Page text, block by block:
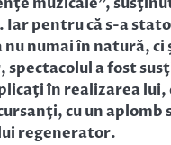
pentru că s-a
numai în natură, ci
spectacolul a fost
în realizarea
cu un aplomb
regenerator.